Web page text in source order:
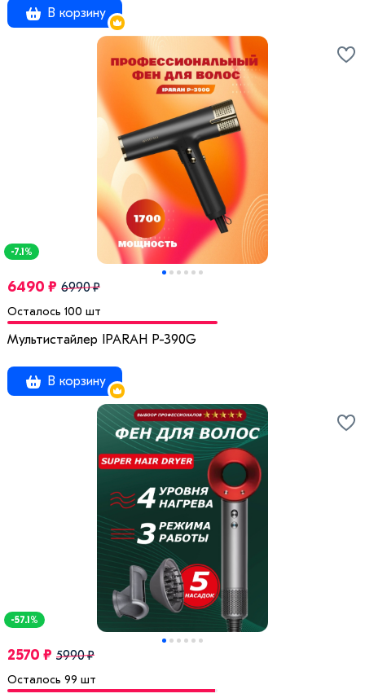
В корзину
-7.1%
6490 ₽ 6990 ₽
Осталось 100 шт
Мультистайлер IPARAH P-390G
В корзину
-57.1%
2570 ₽ 5990 ₽
Осталось 99 шт